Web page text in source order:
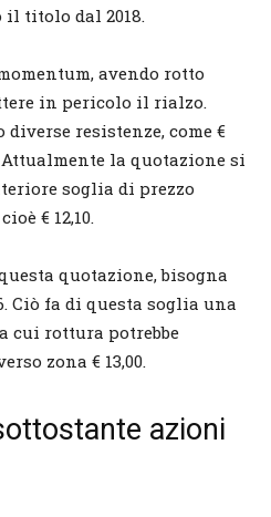
il titolo dal 2018.
avendo rotto
in pericolo il rialzo.
resistenze, come €
Attualmente la quotazione si
soglia di prezzo
€ 12,10.
quotazione, bisogna
Ciò fa di questa soglia una
cui rottura potrebbe
zona € 13,00.
azioni